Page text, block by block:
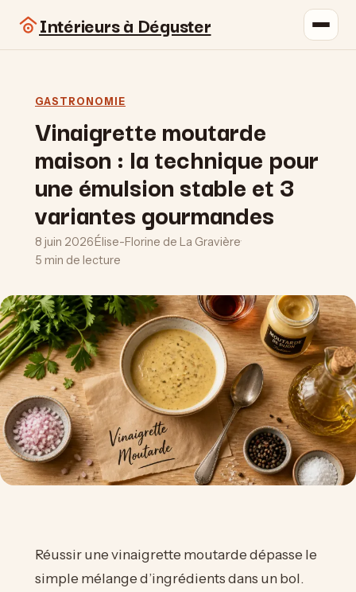
Intérieurs à Déguster
GASTRONOMIE
Vinaigrette moutarde
maison : la technique pour
une émulsion stable et 3
variantes gourmandes
8 juin 2026·Élise-Florine de La Gravière·
5 min de lecture
Réussir une vinaigrette moutarde dépasse le
simple mélange d’ingrédients dans un bol.